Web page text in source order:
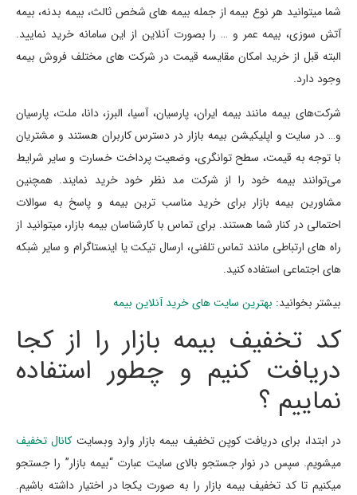
شما میتوانید هر نوع بیمه از جمله بیمه های شخص ثالث، بیمه بدنه، بیمه
آتش سوزی، بیمه عمر و … را بصورت آنلاین از این سامانه خرید نمایید.
البته قبل از خرید امکان مقایسه قیمت در شرکت های مختلف فروش بیمه
وجود دارد.
شرکت‌های بیمه مانند بیمه ایران، پارسیان، آسیا، البرز، دانا، ملت، پارسیان
و… در سایت و اپلیکیشن بیمه بازار در دسترس کاربران هستند و مشتریان
با توجه به قیمت، سطح توانگری، وضعیت پرداخت خسارت و سایر شرایط
می‌توانند بیمه خود را از شرکت مد نظر خود خرید نمایند. همچنین
مشاورین بیمه بازار برای خرید مناسب ترین بیمه و پاسخ به سوالات
احتمالی در کنار شما هستند. برای تماس با کارشناسان بیمه بازار، میتوانید از
راه های ارتباطی مانند تماس تلفنی، ارسال تیکت یا اینستاگرام و سایر شبکه
های اجتماعی استفاده کنید.
بیشتر بخوانید: بهترین سایت های خرید آنلاین بیمه
کد تخفیف بیمه بازار را از کجا
دریافت کنیم و چطور استفاده
نماییم ؟
در ابتدا، برای دریافت کوپن تخفیف بیمه بازار وارد وبسایت کانال تخفیف
میشویم. سپس در نوار جستجو بالای سایت عبارت “بیمه بازار” را جستجو
میکنیم تا کد تخفیف بیمه بازار را به صورت یکجا در اختیار داشته باشیم.